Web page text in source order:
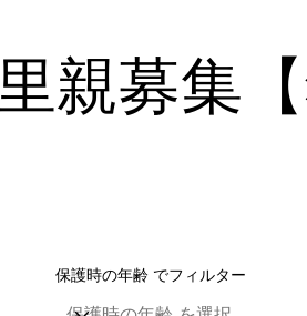
里親募集【
保護時の年齢 でフィルター